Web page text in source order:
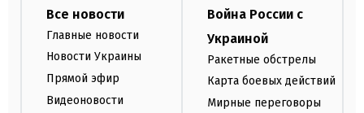
Все новости
Главные новости
Новости Украины
Прямой эфир
Видеоновости
Война России с
Украиной
Ракетные обстрелы
Карта боевых действий
Мирные переговоры